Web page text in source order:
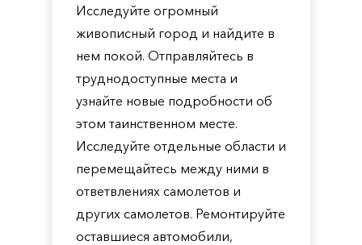
Исследуйте огромный
живописный город и найдите в
нем покой. Отправляйтесь в
труднодоступные места и
узнайте новые подробности об
этом таинственном месте.
Исследуйте отдельные области и
перемещайтесь между ними в
ответвлениях самолетов и
других самолетов. Ремонтируйте
оставшиеся автомобили,